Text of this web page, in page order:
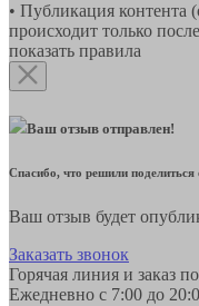
• Публикация контента
происходит только
показать правила
Ваш отзыв отправлен!
Спасибо, что решили
Ваш отзыв будет
Заказать звонок
Горячая линия и заказ
Ежедневно с 7:00 до